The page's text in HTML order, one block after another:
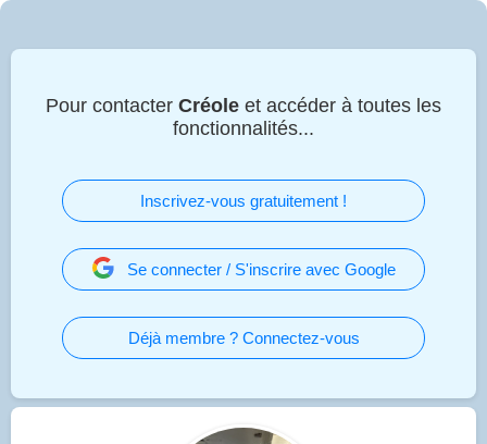
Pour contacter Créole et accéder à toutes les
fonctionnalités...
Inscrivez-vous gratuitement !
Se connecter / S'inscrire avec Google
Déjà membre ? Connectez-vous